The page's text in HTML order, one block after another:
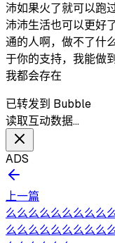
沛如果火了就可以跑
沛沛生活也可以更好
通的人啊，做不了什
于你的支持，我能做
我都会存在
已转发到 Bubble
读取互动数据…
ADS
上一篇
么么么么么么么么么
么么么么么么么么么